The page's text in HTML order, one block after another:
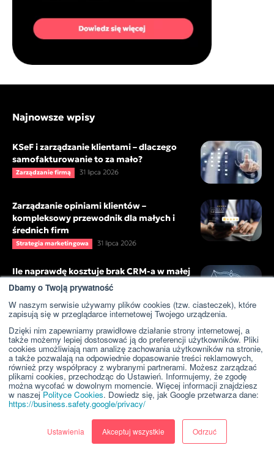
Dbamy o Twoją prywatność
W naszym serwisie używamy plików cookies (tzw. ciasteczek), które
zapisują się w przeglądarce internetowej Twojego urządzenia.
Dzięki nim zapewniamy prawidłowe działanie strony internetowej, a
także możemy lepiej dostosować ją do preferencji użytkowników. Pliki
cookies umożliwiają nam analizę zachowania użytkowników na stronie,
a także pozwalają na odpowiednie dopasowanie treści reklamowych,
również przy współpracy z wybranymi partnerami. Możesz zarządzać
plikami cookies, przechodząc do Ustawień. Informujemy, że zgodę
można wycofać w dowolnym momencie. Więcej informacji znajdziesz
w naszejPolityce Cookies. Dowiedz się, jak Google przetwarza dane:
https://business.safety.google/privacy/
Ustawienia Akceptuj wszystkie Odrzuć
Najnowsze wpisy
KSeF i zarządzanie klientami – dlaczego
samofakturowanie to za mało?
Zarządzanie firmą 31 lipca 2026
Zarządzanie opiniami klientów –
kompleksowy przewodnik dla małych i
średnich firm
Strategia marketingowa 31 lipca 2026
Ile naprawdę kosztuje brak CRM-a w małej
firmie?
Jak sztuczna inteligencja zmienia obsługę
klienta w małych firmach?
AI 27 lipca 2026
Dlaczego Twoja firma jest niewidoczna w
Google i w odpowiedziach AI?...
Załaduj więcej